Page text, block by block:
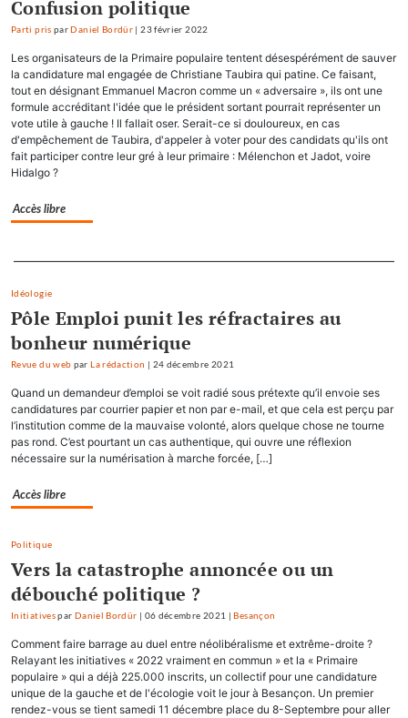
Confusion politique
Parti pris par Daniel Bordür |23 février 2022
Les organisateurs de la Primaire populaire tentent désespérément de sauver
la candidature mal engagée de Christiane Taubira qui patine. Ce faisant,
tout en désignant Emmanuel Macron comme un « adversaire », ils ont une
formule accréditant l'idée que le président sortant pourrait représenter un
vote utile à gauche ! Il fallait oser. Serait-ce si douloureux, en cas
d'empêchement de Taubira, d'appeler à voter pour des candidats qu'ils ont
fait participer contre leur gré à leur primaire : Mélenchon et Jadot, voire
Hidalgo ?
Accès libre
Separateur
Idéologie
Pôle Emploi punit les réfractaires au
bonheur numérique
Revue du web par La rédaction 24 décembre 2021
Quand un demandeur d’emploi se voit radié sous prétexte qu’il envoie ses
candidatures par courrier papier et non par e-mail, et que cela est perçu par
l’institution comme de la mauvaise volonté, alors quelque chose ne tourne
pas rond. C’est pourtant un cas authentique, qui ouvre une réflexion
nécessaire sur la numérisation à marche forcée, […]
Accès libre
Politique
Vers la catastrophe annoncée ou un
débouché politique ?
Initiativespar Daniel Bordür 06 décembre 2021 Besançon
Comment faire barrage au duel entre néolibéralisme et extrême-droite ?
Relayant les initiatives « 2022 vraiment en commun » et la « Primaire
populaire » qui a déjà 225.000 inscrits, un collectif pour une candidature
unique de la gauche et de l'écologie voit le jour à Besançon. Un premier
rendez-vous se tient samedi 11 décembre place du 8-Septembre pour aller